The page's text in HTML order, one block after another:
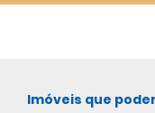
Imóveis que